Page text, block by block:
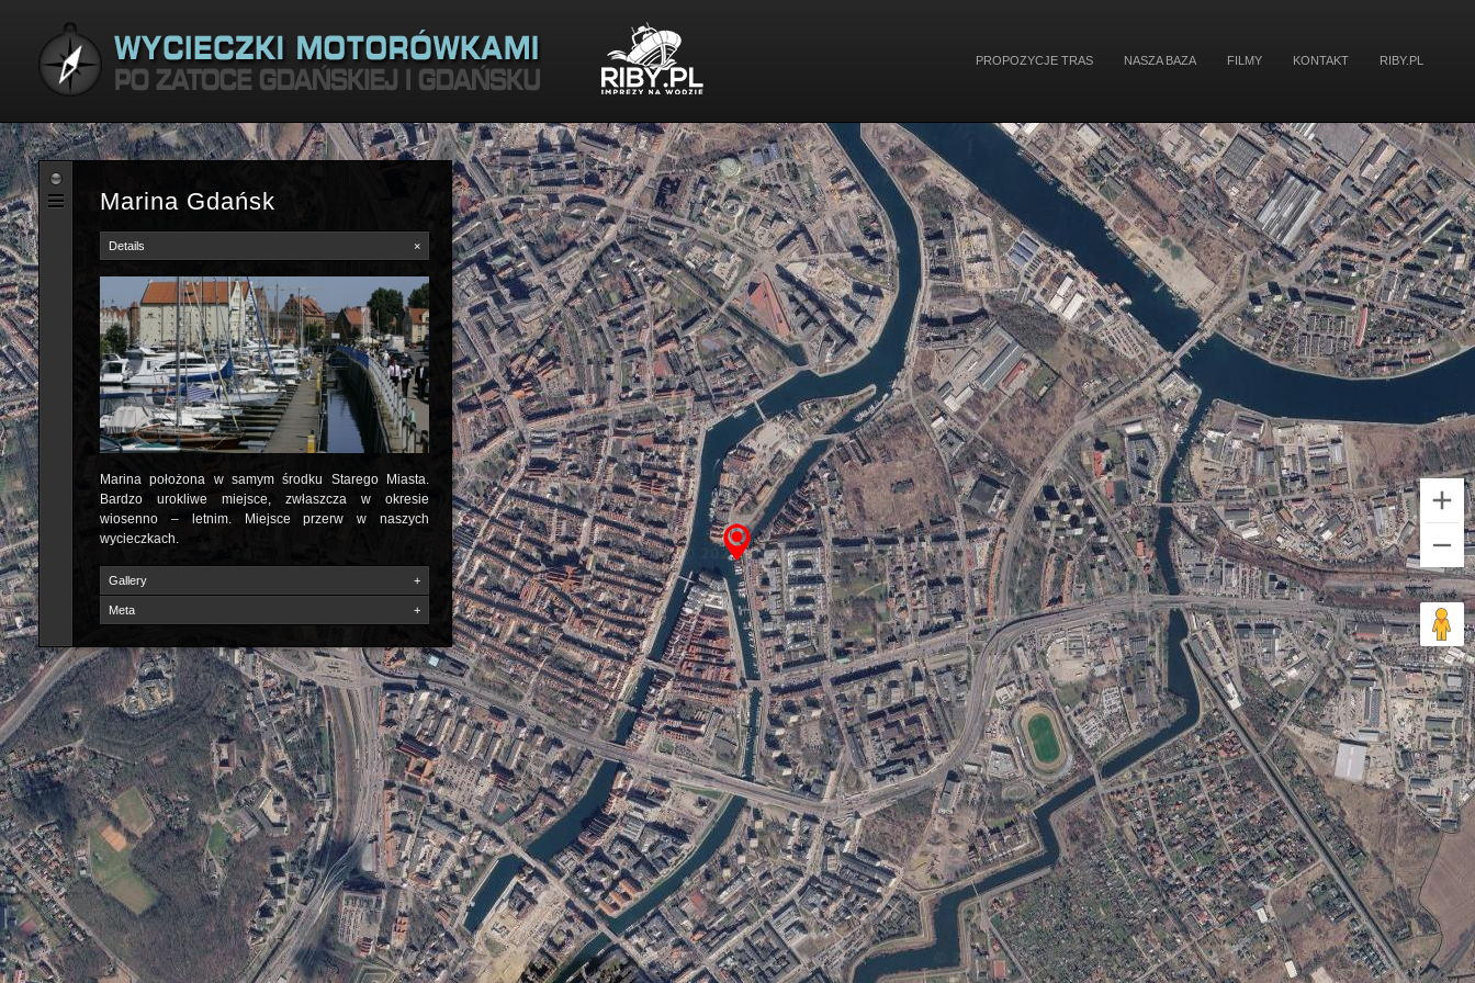
PROPOZYCJE TRAS NASZA BAZA FILMY KONTAKT RIBY.PL
Satellite
Marina Gdańsk
×
Details
Marina położona w samym środku Starego Miasta.
Bardzo urokliwe miejsce, zwłaszcza w okresie
wiosenno – letnim. Miejsce przerw w naszych
wycieczkach.
+
Gallery
+
Meta